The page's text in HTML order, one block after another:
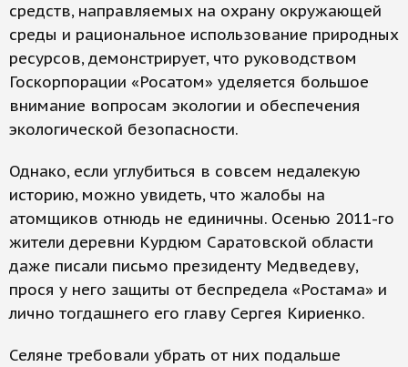
средств, направляемых на охрану окружающей
среды и рациональное использование природных
ресурсов, демонстрирует, что руководством
Госкорпорации «Росатом» уделяется большое
внимание вопросам экологии и обеспечения
экологической безопасности.
Однако, если углубиться в совсем недалекую
историю, можно увидеть, что жалобы на
атомщиков отнюдь не единичны. Осенью 2011-го
жители деревни Курдюм Саратовской области
даже писали письмо президенту Медведеву,
прося у него защиты от беспредела «Ростама» и
лично тогдашнего его главу Сергея Кириенко.
Селяне требовали убрать от них подальше